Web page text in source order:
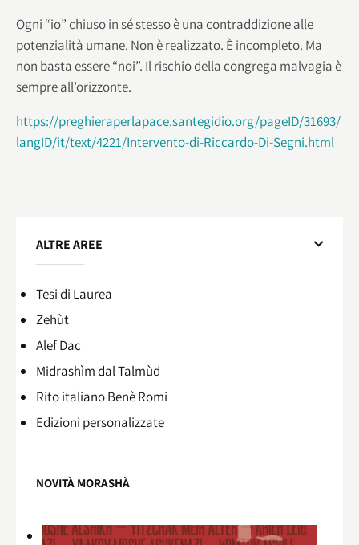
Ogni “io” chiuso in sé stesso è una contraddizione alle
potenzialità umane. Non è realizzato. È incompleto. Ma
non basta essere “noi”. Il rischio della congrega malvagia è
sempre all’orizzonte.
https://preghieraperlapace.santegidio.org/pageID/31693/
langID/it/text/4221/Intervento-di-Riccardo-Di-Segni.html
ALTRE AREE
Tesi di Laurea
Zehùt
Alef Dac
Midrashìm dal Talmùd
Rito italiano Benè Romi​
Edizioni personalizzate
NOVITÀ MORASHÀ